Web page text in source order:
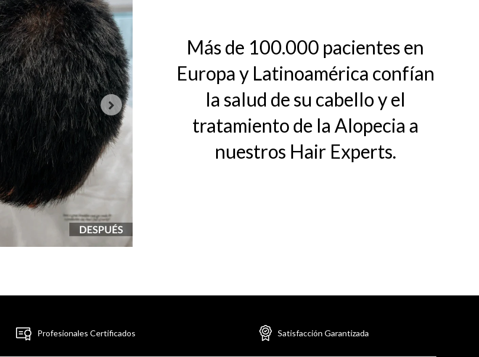
Más de 100.000 pacientes en
Europa y Latinoamérica confían
la salud de su cabello y el
tratamiento de la Alopecia a
nuestros Hair Experts.
Profesionales Certificados Satisfacción Garantizada